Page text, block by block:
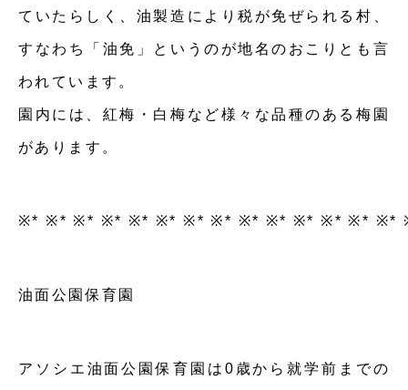
ていたらしく、油製造により税が免ぜられる村、
すなわち「油免」というのが地名のおこりとも言
われています。
園内には、紅梅・白梅など様々な品種のある梅園
があります。
※* ※* ※* ※* ※* ※* ※* ※* ※* ※* ※* ※* ※* ※*
油面公園保育園
アソシエ油面公園保育園は0歳から就学前までの